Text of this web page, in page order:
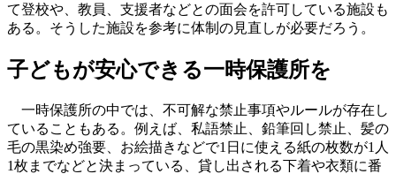
て登校や、教員、支援者などとの面会を許可している施設も
ある。そうした施設を参考に体制の見直しが必要だろう。
子どもが安心できる一時保護所を
一時保護所の中では、不可解な禁止事項やルールが存在し
ていることもある。例えば、私語禁止、鉛筆回し禁止、髪の
毛の黒染め強要、お絵描きなどで1日に使える紙の枚数が1人
1枚までなどと決まっている、貸し出される下着や衣類に番